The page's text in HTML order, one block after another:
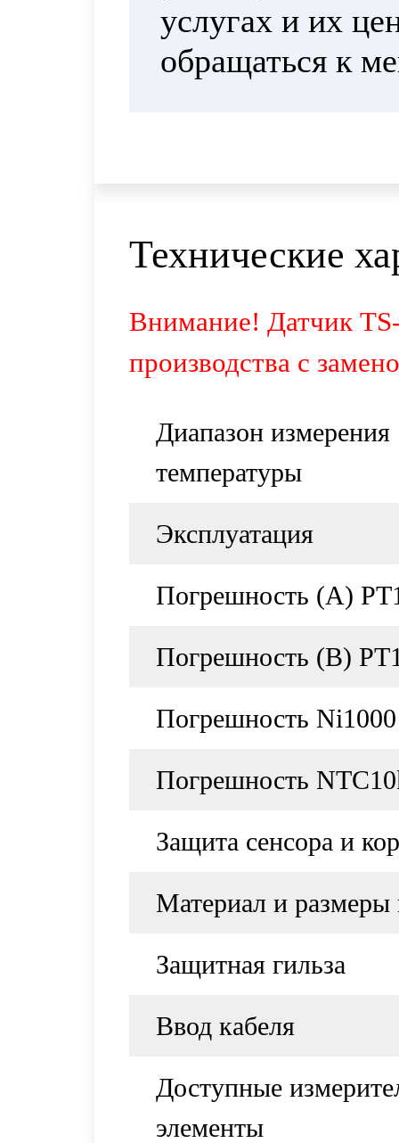
услугах и их
обращаться к
Технические
Внимание! Датчик
производства с
Диапазон измерения
температуры
Эксплуатация
Погрешность (А)
Погрешность (В)
Погрешность
Погрешность
Защита сенсора и
Материал и размеры
Защитная гильза
Ввод кабеля
Доступные
элементы